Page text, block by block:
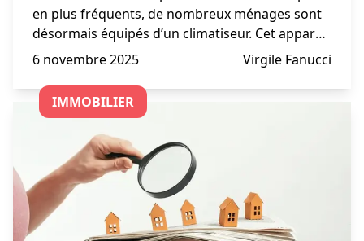
en plus fréquents, de nombreux ménages sont
désormais équipés d’un climatiseur. Cet appareil
permet le rafraîchissement d’une pièce en cas
de température excessive et peut même dans
certains cas avoir
6 novembre 2025 Virgile Fanucci
IMMOBILIER